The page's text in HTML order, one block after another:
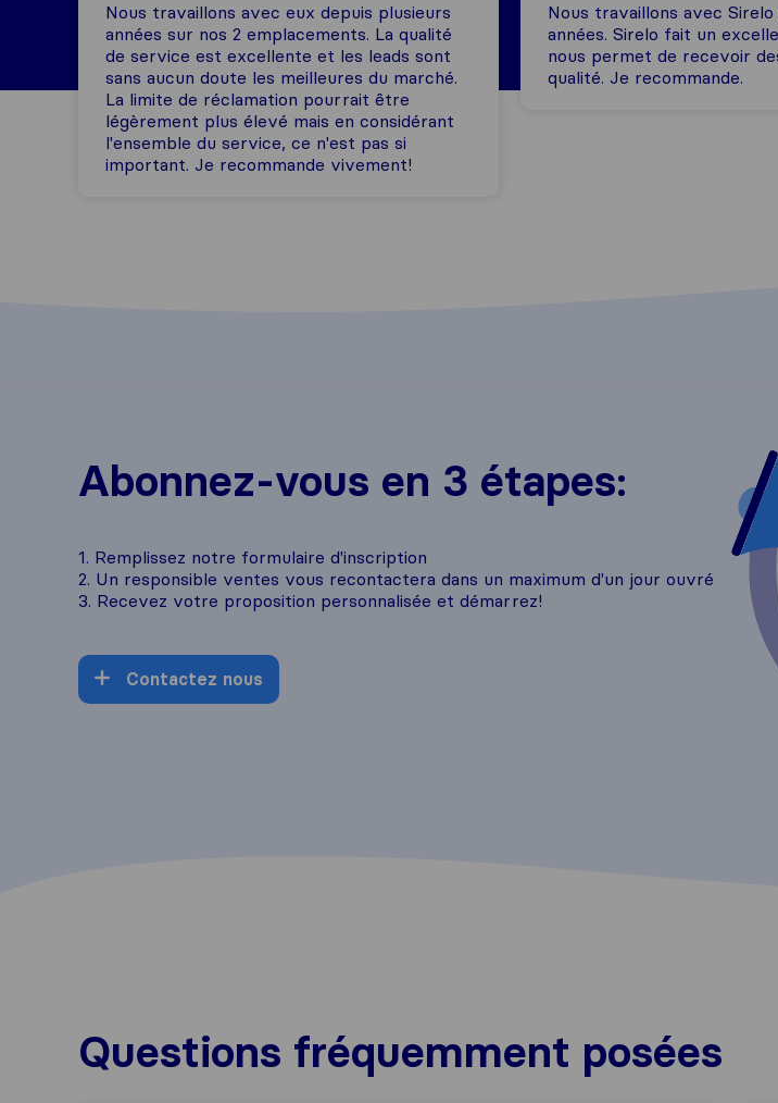
Nous travaillons avec eux depuis plusieurs
années sur nos 2 emplacements. La qualité
de service est excellente et les leads sont
sans aucun doute les meilleures du marché.
La limite de réclamation pourrait être
légèrement plus élevé mais en considérant
l'ensemble du service, ce n'est pas si
important. Je recommande vivement!
Nous travaillons avec Sirelo
années. Sirelo fait un
nous permet de recevoir
qualité. Je recommande.
Abonnez-vous en 3 étapes:
1. Remplissez notre formulaire d'inscription
2. Un responsible ventes vous recontactera dans un maximum d'un jour ouvré
3. Recevez votre proposition personnalisée et démarrez!
Contactez nous
Questions fréquemment posées